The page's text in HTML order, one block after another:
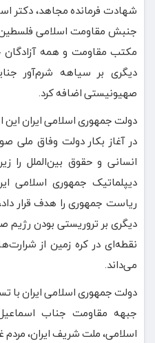
شهادت فرمانده مجاهد، دکتر
جنبش مقاومت اسلامی
مکتب مقاومت و همه آزادگان
دیگری بر سیاهه شرم‌آور
صهیونیستی اضافه کرد.
دولت جمهوری اسلامی ایران
در آغاز بکار دولت وفاق ملی
انسانی و حقوق بین‌الملل
دیپلماتیک جمهوری اسلامی
ریاست جمهوری را هدف قرار
دیگری بر تروریستی بودن
نقطه‌ای در کره زمین از
می‌داند.
دولت جمهوری اسلامی ایران
جبهه مقاومت جناب
اسلامی، ملت شریف ایران،